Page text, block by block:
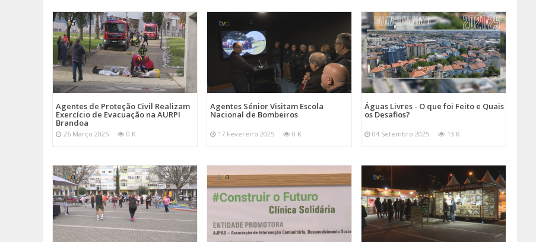
Agentes de Proteção Civil Realizam
Exercício de Evacuação na AURPI
Brandoa
26 Março 2025 0 K
Agentes Sénior Visitam Escola
Nacional de Bombeiros
17 Fevereiro 2025 0 K
Águas Livres - O que foi Feito e Quais
os Desafios?
04 Setembro 2025 13 K